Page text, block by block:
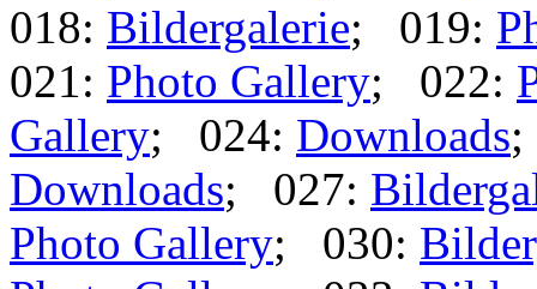
018: Bildergalerie; 019:
021: Photo Gallery; 022:
Gallery; 024: Downloads
Downloads; 027:
Photo Gallery; 030: